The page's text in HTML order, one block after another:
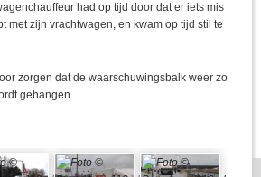
had op tijd door dat er iets mis
met zijn vrachtwagen, en kwam op tijd stil te
zorgen dat de waarschuwingsbalk weer zo
gehangen.